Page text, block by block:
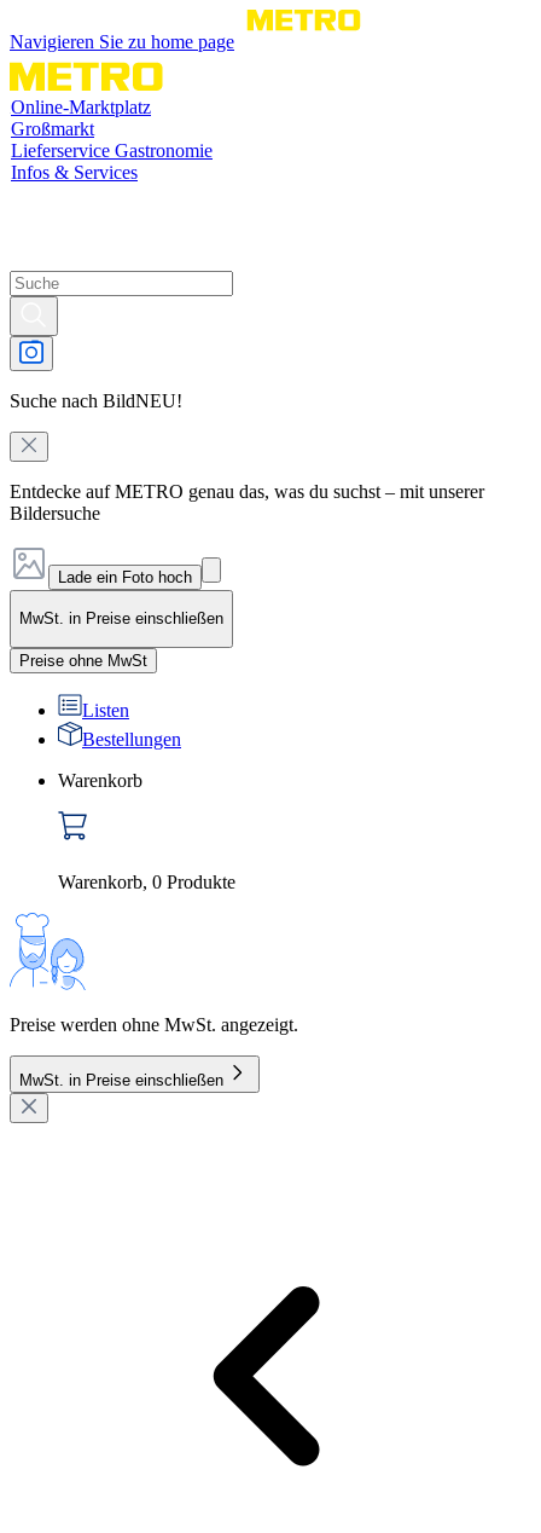
Navigieren Sie zu home page
Online-Marktplatz
Großmarkt
Lieferservice Gastronomie
Infos & Services
Suche nach BildNEU!
Entdecke auf METRO genau das, was du suchst – mit unserer
Bildersuche
Lade ein Foto hoch
MwSt. in Preise einschließen
Preise ohne MwSt
Listen
Bestellungen
Warenkorb
Warenkorb, 0 Produkte
Preise werden ohne MwSt. angezeigt.
MwSt. in Preise einschließen